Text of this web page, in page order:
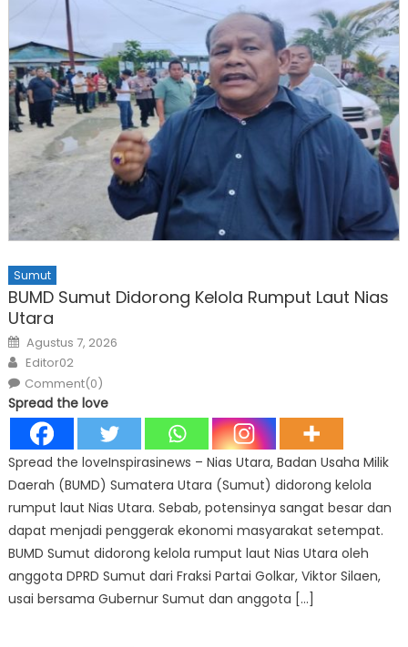
Sumut
BUMD Sumut Didorong Kelola Rumput Laut Nias
Utara
Posted
on
Agustus 7, 2026
Author
Editor02
Comment(0)
Spread the love
Spread the loveInspirasinews – Nias Utara, Badan Usaha Milik
Daerah (BUMD) Sumatera Utara (Sumut) didorong kelola
rumput laut Nias Utara. Sebab, potensinya sangat besar dan
dapat menjadi penggerak ekonomi masyarakat setempat.
BUMD Sumut didorong kelola rumput laut Nias Utara oleh
anggota DPRD Sumut dari Fraksi Partai Golkar, Viktor Silaen,
usai bersama Gubernur Sumut dan anggota […]